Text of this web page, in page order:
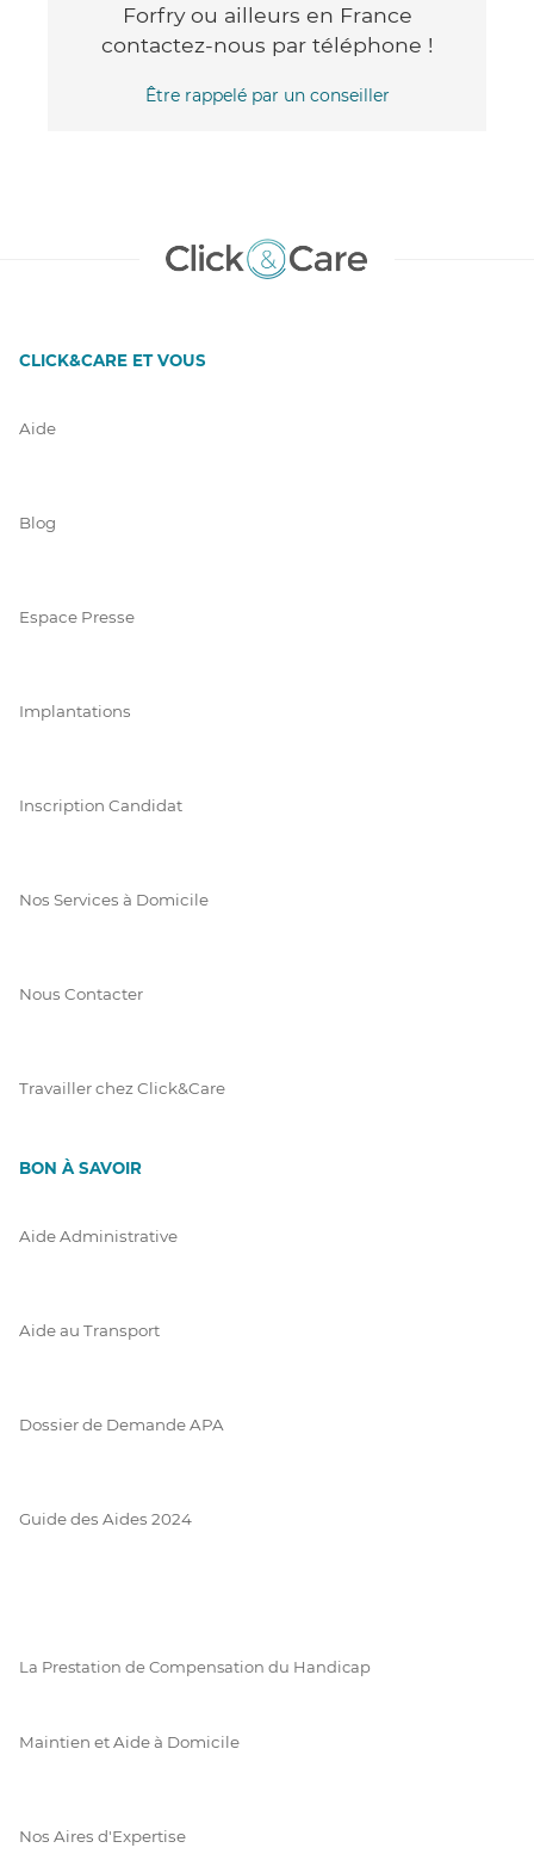
Forfry ou ailleurs en France
contactez-nous par téléphone !
Être rappelé par un conseiller
CLICK&CARE ET VOUS
Aide
Blog
Espace Presse
Implantations
Inscription Candidat
Nos Services à Domicile
Nous Contacter
Travailler chez Click&Care
BON À SAVOIR
Aide Administrative
Aide au Transport
Dossier de Demande APA
Guide des Aides 2024
La Prestation de Compensation du Handicap
Maintien et Aide à Domicile
Nos Aires d'Expertise